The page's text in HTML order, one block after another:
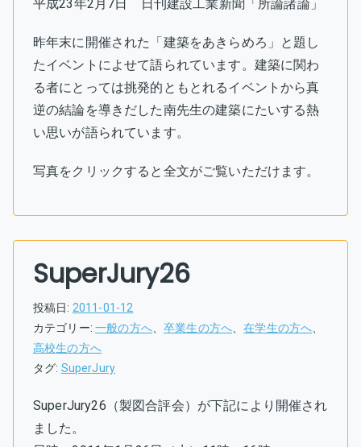
平成23年2月7日 日刊建設工業新聞「所論諸論」
昨年末に開催された「建築をあきらめろ」と題し
たイベントによせて語られています。建築に関わ
る者にとっては挑発的ともとれるイベントから真
逆の結論を導きだした南先生の建築にたいする熱
い思いが語られています。
写真をクリックすると全文がご覧いただけます。
SuperJury26
投稿日: 2011-01-12
カテゴリー:一般の方へ、卒業生の方へ、在学生の方へ、
高校生の方へ
タグ: SuperJury
SuperJury26（製図合評会）が下記により開催され
ました。